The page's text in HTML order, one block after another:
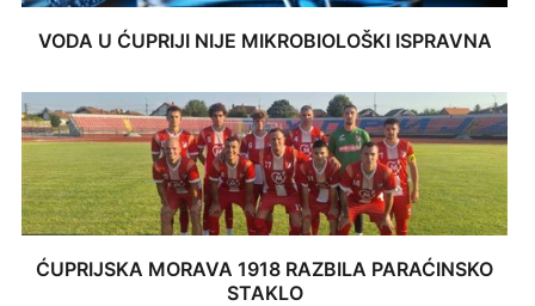
VODA U ĆUPRIJI NIJE MIKROBIOLOŠKI ISPRAVNA
ĆUPRIJSKA MORAVA 1918 RAZBILA PARAĆINSKO
STAKLO